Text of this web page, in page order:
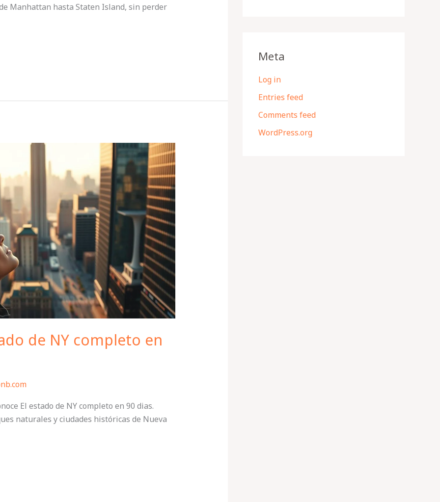
Manhattan hasta Staten Island, sin perder
de NY completo en
El estado de NY completo en 90 dias.
naturales y ciudades históricas de Nueva
Meta
Log in
Entries feed
Comments feed
WordPress.org